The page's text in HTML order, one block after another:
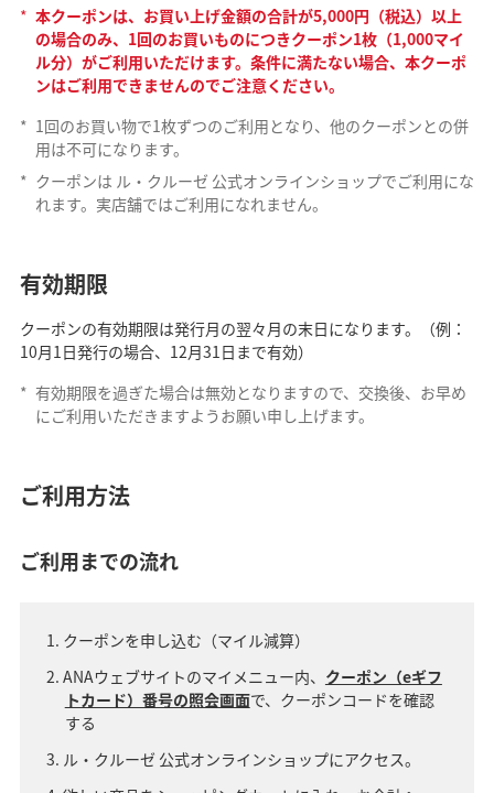
* 本クーポンは、お買い上げ金額の合計が5,000円（税込）以上
の場合のみ、1回のお買いものにつきクーポン1枚（1,000マイ
ル分）がご利用いただけます。条件に満たない場合、本クーポ
ンはご利用できませんのでご注意ください。
* 1回のお買い物で1枚ずつのご利用となり、他のクーポンとの併
用は不可になります。
* クーポンは ル・クルーゼ 公式オンラインショップでご利用にな
れます。実店舗ではご利用になれません。
有効期限
クーポンの有効期限は発行月の翌々月の末日になります。（例：
10月1日発行の場合、12月31日まで有効）
* 有効期限を過ぎた場合は無効となりますので、交換後、お早め
にご利用いただきますようお願い申し上げます。
ご利用方法
ご利用までの流れ
クーポンを申し込む（マイル減算）
ANAウェブサイトのマイメニュー内、 クーポン（eギフ
トカード）番号の照会画面で、クーポンコードを確認
する
ル・クルーゼ 公式オンラインショップにアクセス。